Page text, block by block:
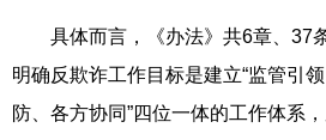
具体而言，《办法》共6章、37
明确反欺诈工作目标是建立“监管引
防、各方协同”四位一体的工作体系